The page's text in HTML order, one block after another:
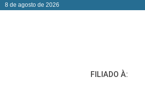
8 de agosto de 2026
FILIADO À: